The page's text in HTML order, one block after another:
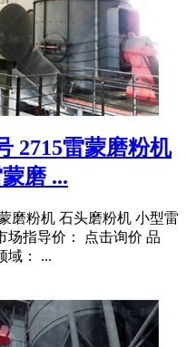
2715雷蒙磨粉机
磨 ...
磨粉机 石头磨粉机 小型雷
场指导价： 点击询价 品
域： ...